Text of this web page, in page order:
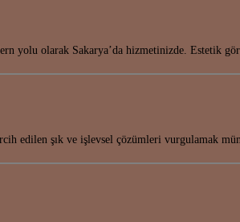
yolu olarak Sakarya’da hizmetinizde. Estetik
edilen şık ve işlevsel çözümleri vurgulamak